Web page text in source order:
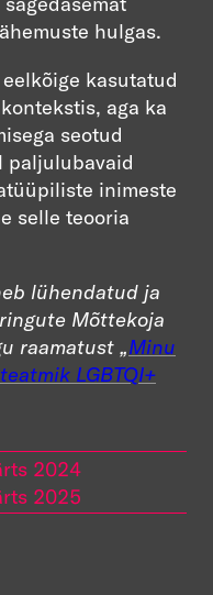
hulgas.
kasutatud
aga ka
seotud
paljulubavaid
inimeste
selle teooria
lühendatud ja
Mõttekoja
raamatust „Minu
LGBTQI+
2024
2025